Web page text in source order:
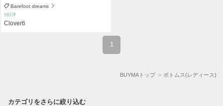
Barefoot dreams
SHOP
Clover6
1
BUYMAトップ ボトムス(レディース)
カテゴリをさらに絞り込む